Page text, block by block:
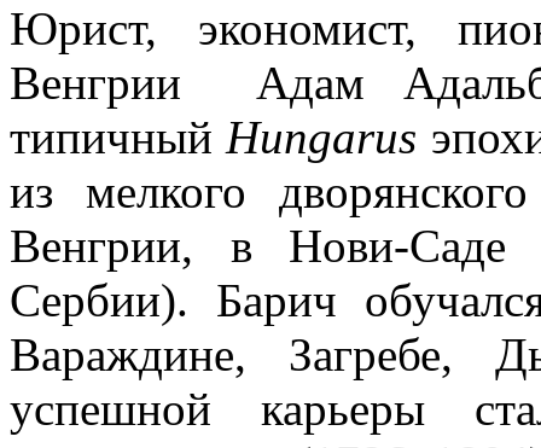
Юрист, экономист,
Венгрии Адам
типичныйHungarus
из мелкого
Венгрии, в Нови-Саде
Сербии). Барич
Вараждине, Загребе,
успешной карьеры